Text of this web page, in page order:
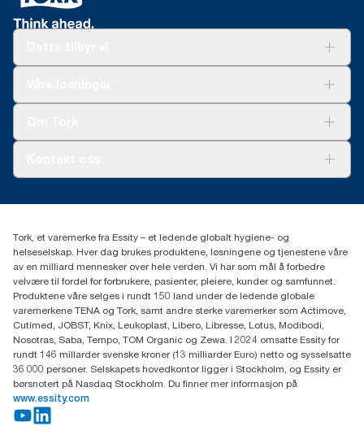
(+47) 22 70 62 00
Fredrik Selmers vei 6
0603 OSLO
Tork, et varemerke fra Essity – et ledende globalt hygiene- og
helseselskap. Hver dag brukes produktene, løsningene og tjenestene våre
av en milliard mennesker over hele verden. Vi har som mål å forbedre
velvære til fordel for forbrukere, pasienter, pleiere, kunder og samfunnet.
Produktene våre selges i rundt 150 land under de ledende globale
varemerkene TENA og Tork, samt andre sterke varemerker som Actimove,
Cutimed, JOBST, Knix, Leukoplast, Libero, Libresse, Lotus, Modibodi,
Nosotras, Saba, Tempo, TOM Organic og Zewa. I 2024 omsatte Essity for
rundt 146 millarder svenske kroner (13 milliarder Euro) netto og sysselsatte
36 000 personer. Selskapets hovedkontor ligger i Stockholm, og Essity er
børsnotert på Nasdaq Stockholm. Du finner mer informasjon på
www.essity.com